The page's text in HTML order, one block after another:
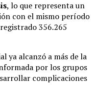
, lo que representa un
con el mismo período
356.265
ya alcanzó a más de la
por los grupos
complicaciones